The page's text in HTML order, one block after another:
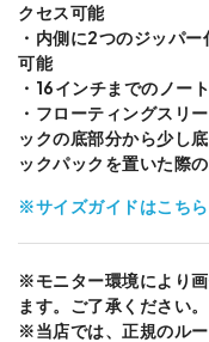
クセス可能
・内側に2つのジッパ
可能
・16インチまでのノー
・フローティングスリ
ックの底部分から少し
ックパックを置いた際
※サイズガイドはこちら
※モニター環境により
ます。ご了承ください。
※当店では、正規のル